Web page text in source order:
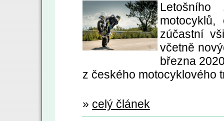
Letošního
zúčastní
včetně
března
z českého motocyklového
» celý článek